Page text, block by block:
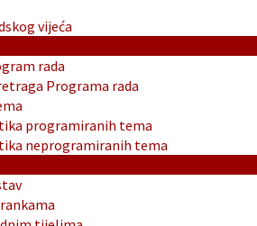
vijeća
rada
Programa rada
programiranih tema
neprogramiranih tema